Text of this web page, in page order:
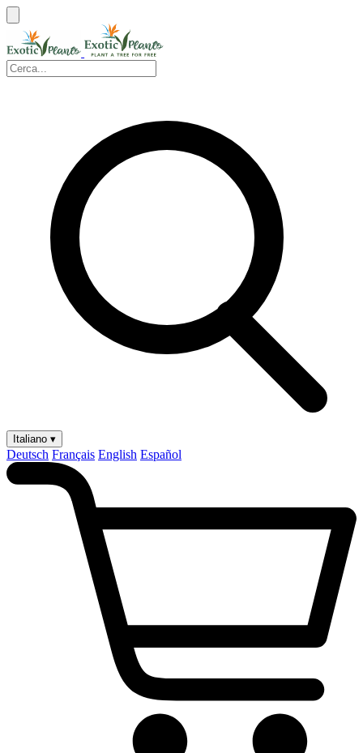
Italiano ▾
Deutsch Français English Español